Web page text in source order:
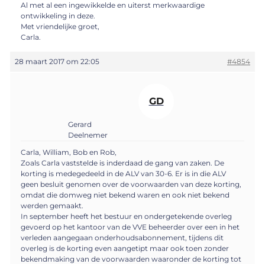
Al met al een ingewikkelde en uiterst merkwaardige
ontwikkeling in deze.
Met vriendelijke groet,
Carla.
28 maart 2017 om 22:05 #4854
GD
Gerard
Deelnemer
Carla, William, Bob en Rob,
Zoals Carla vaststelde is inderdaad de gang van zaken. De
korting is medegedeeld in de ALV van 30-6. Er is in die ALV
geen besluit genomen over de voorwaarden van deze korting,
omdat die domweg niet bekend waren en ook niet bekend
werden gemaakt.
In september heeft het bestuur en ondergetekende overleg
gevoerd op het kantoor van de VVE beheerder over een in het
verleden aangegaan onderhoudsabonnement, tijdens dit
overleg is de korting even aangetipt maar ook toen zonder
bekendmaking van de voorwaarden waaronder de korting tot